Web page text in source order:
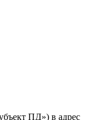
ПД») в адрес